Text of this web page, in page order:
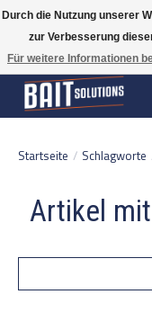
Gratis verzending vanaf 50
verzonden | België vanaf 70 euro
Startseite / Schlagworte
Artikel
Durch die Nutzung unserer
zur Verbesserung
Für weitere Informationen